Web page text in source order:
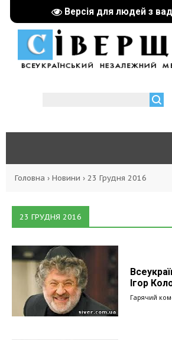
Версія для людей з
Головна › Новини › 23 Грудня 2016
23 ГРУДНЯ 2016
Ігор
Гарячий